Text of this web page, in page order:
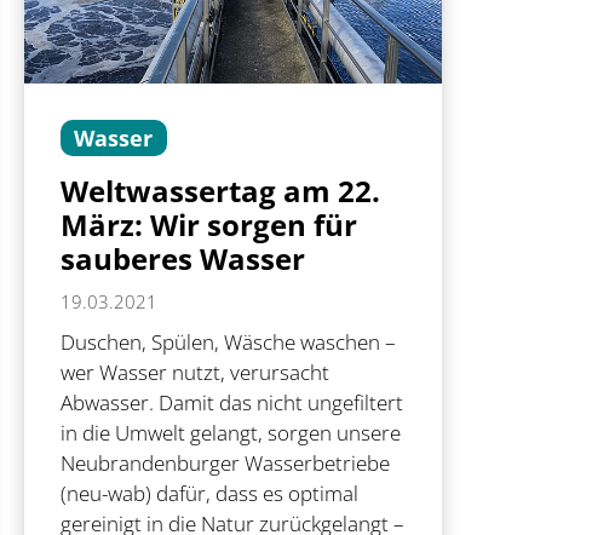
Wasser
Weltwassertag am 22.
März: Wir sorgen für
sauberes Wasser
19.03.2021
Duschen, Spülen, Wäsche waschen –
wer Wasser nutzt, verursacht
Abwasser. Damit das nicht ungefiltert
in die Umwelt gelangt, sorgen unsere
Neubrandenburger Wasserbetriebe
(neu-wab) dafür, dass es optimal
gereinigt in die Natur zurückgelangt –